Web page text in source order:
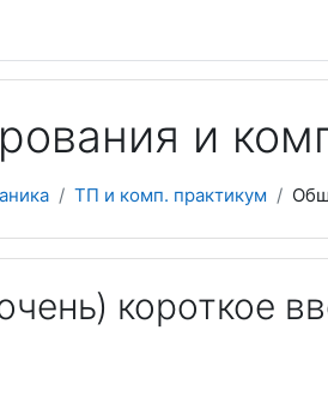
и
ТП и комп. практикум
короткое